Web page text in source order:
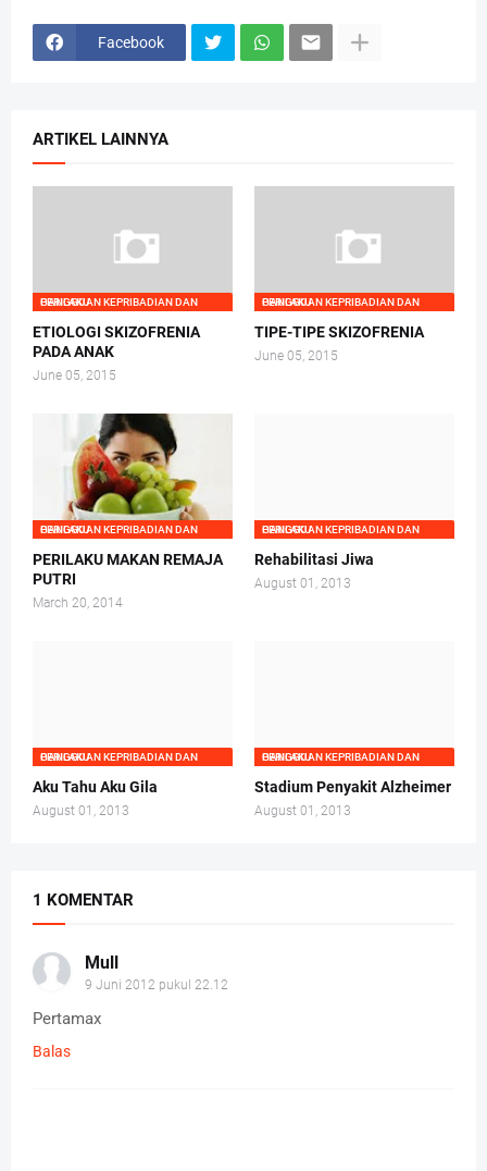
Facebook
ARTIKEL LAINNYA
GANGGUAN KEPRIBADIAN DAN PERILAKU
ETIOLOGI SKIZOFRENIA
PADA ANAK
June 05, 2015
GANGGUAN KEPRIBADIAN DAN PERILAKU
TIPE-TIPE SKIZOFRENIA
June 05, 2015
GANGGUAN KEPRIBADIAN DAN PERILAKU
PERILAKU MAKAN REMAJA
PUTRI
March 20, 2014
GANGGUAN KEPRIBADIAN DAN PERILAKU
Rehabilitasi Jiwa
August 01, 2013
GANGGUAN KEPRIBADIAN DAN PERILAKU
Aku Tahu Aku Gila
August 01, 2013
GANGGUAN KEPRIBADIAN DAN PERILAKU
Stadium Penyakit Alzheimer
August 01, 2013
1 KOMENTAR
Mull
9 Juni 2012 pukul 22.12
Pertamax
Balas